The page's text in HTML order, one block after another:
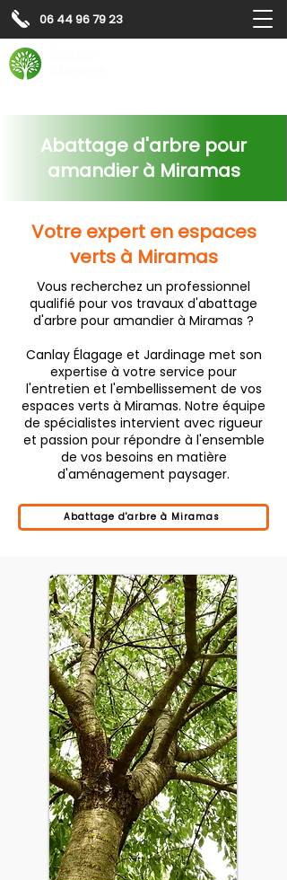
06 44 96 79 23
Abattage d'arbre pour
amandier à Miramas
Votre expert en espaces
verts à Miramas
Vous recherchez un professionnel
qualifié pour vos travaux d'abattage
d'arbre pour amandier à Miramas ?
Canlay Élagage et Jardinage met son
expertise à votre service pour
l'entretien et l'embellissement de vos
espaces verts à Miramas. Notre équipe
de spécialistes intervient avec rigueur
et passion pour répondre à l'ensemble
de vos besoins en matière
d'aménagement paysager.
Abattage d'arbre à Miramas